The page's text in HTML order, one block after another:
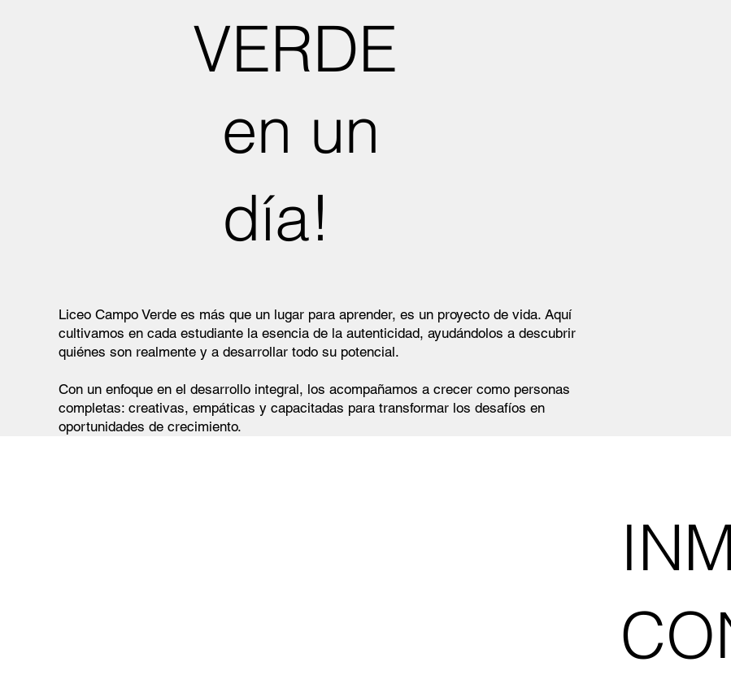
VERDE
en un
día!
Liceo Campo Verde es más que un lugar para aprender, es un proyecto de vida. Aquí
cultivamos en cada estudiante la esencia de la autenticidad, ayudándolos a descubrir
quiénes son realmente y a desarrollar todo su potencial.
Con un enfoque en el desarrollo integral, los acompañamos a crecer como personas
completas: creativas, empáticas y capacitadas para transformar los desafíos en
oportunidades de crecimiento.